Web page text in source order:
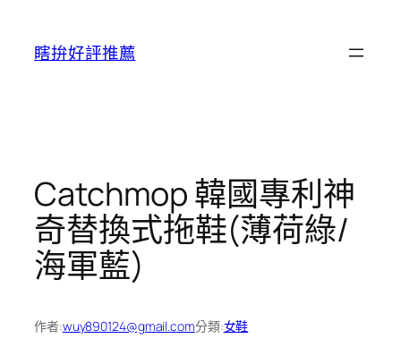
瞎拚好評推薦
Catchmop 韓國專利神
奇替換式拖鞋(薄荷綠/
海軍藍)
作者:wuy890124@gmail.com分類:女鞋